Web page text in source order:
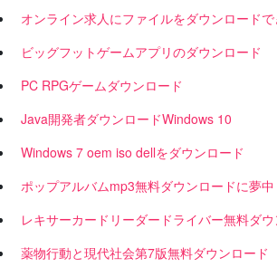
オンライン求人にファイルをダウンロード
ビッグフットゲームアプリのダウンロード
PC RPGゲームダウンロード
Java開発者ダウンロードWindows 10
Windows 7 oem iso dellをダウンロード
ポップアルバムmp3無料ダウンロードに夢中
レキサーカードリーダードライバー無料ダ
薬物行動と現代社会第7版無料ダウンロード